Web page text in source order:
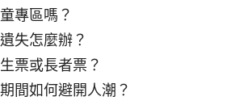
專區嗎？
失怎麼辦？
票或長者票？
間如何避開人潮？